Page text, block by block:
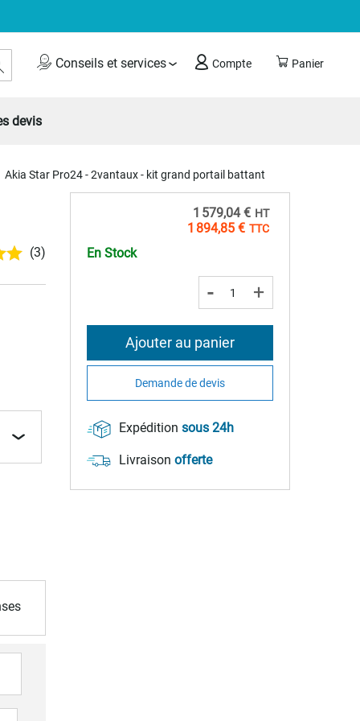
Panier
Conseils et services Compte
Rechercher
devis
Akia Star Pro24 - 2vantaux - kit grand portail battant
(3)
1 894,85 €
1 579,04 €
En Stock
- +
Ajouter au panier
Demande de devis
Expédition sous 24h
Livraison offerte